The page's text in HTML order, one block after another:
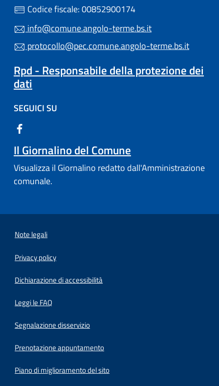
Codice fiscale: 00852900174
info@comune.angolo-terme.bs.it
protocollo@pec.comune.angolo-terme.bs.it
Rpd - Responsabile della protezione dei
dati
SEGUICI SU
Il Giornalino del Comune
Visualizza il Giornalino redatto dall'Amministrazione
comunale.
Note legali
Privacy policy
Dichiarazione di accessibilità
Leggi le FAQ
Segnalazione disservizio
Prenotazione appuntamento
Piano di miglioramento del sito